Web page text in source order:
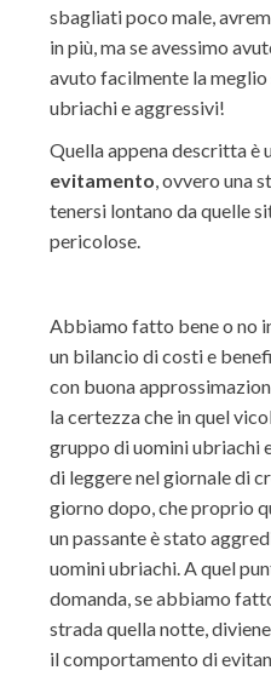
sbagliati poco male,
in più, ma se avessimo
avuto facilmente la
ubriachi e aggressivi!
Quella appena descritta è
evitamento, ovvero una
tenersi lontano da quelle
pericolose.
Abbiamo fatto bene o no
un bilancio di costi e
con buona
la certezza che in quel
gruppo di uomini ubriachi
di leggere nel giornale di
giorno dopo, che proprio
un passante è stato
uomini ubriachi. A quel
domanda, se abbiamo
strada quella notte,
il comportamento di